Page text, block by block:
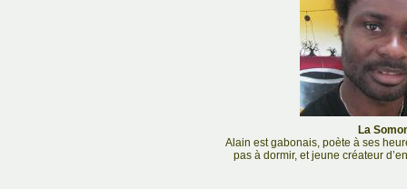
La
Alain est gabonais, poète à ses
pas à dormir, et jeune créateur